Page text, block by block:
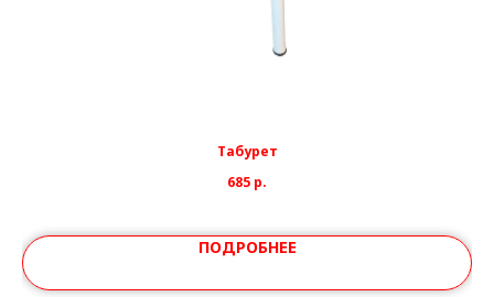
Табурет
685 р.
ПОДРОБНЕЕ